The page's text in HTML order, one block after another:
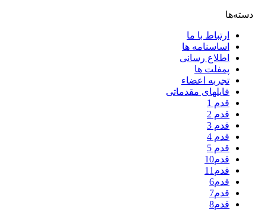
دسته‌ها
ارتباط با ما
اساسنامه ها
اطلاع رسانی
پمفلت ها
تجربه اعضاء
فایلهای مقدماتی
قدم 1
قدم 2
قدم 3
قدم 4
قدم 5
قدم10
قدم11
قدم6
قدم7
قدم8